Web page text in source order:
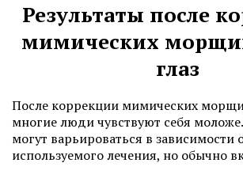
Результаты после
мимических
глаз
После коррекции мимических
многие люди чувствуют себя
могут варьироваться в зависимости
используемого лечения, но обычно